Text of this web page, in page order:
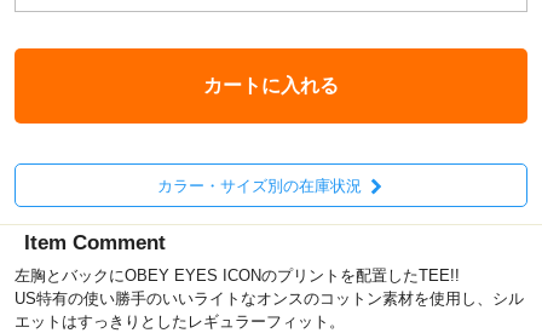
カートに入れる
カラー・サイズ別の在庫状況
Item Comment
左胸とバックにOBEY EYES ICONのプリントを配置したTEE!!
US特有の使い勝手のいいライトなオンスのコットン素材を使用し、シル
エットはすっきりとしたレギュラーフィット。